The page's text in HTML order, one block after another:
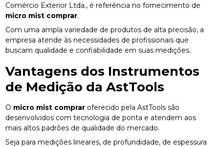
Comércio Exterior Ltda., é referência no fornecimento de
micro mist comprar.
Com uma ampla variedade de produtos de alta precisão, a
empresa atende às necessidades de profissionais que
buscam qualidade e confiabilidade em suas medições.
Vantagens dos Instrumentos
de Medição da AstTools
O micro mist comprar oferecido pela AstTools são
desenvolvidos com tecnologia de ponta e atendem aos
mais altos padrões de qualidade do mercado.
Seja para medições lineares, de profundidade, de espessura